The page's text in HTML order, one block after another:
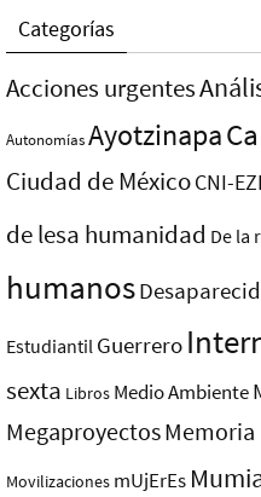
Categorías
Acciones urgentes
AutonomíasAyotzinapa
Ciudad de MéxicoCNI-
de lesa humanidad De la
humanos
Estudiantil Guerrero
sexta Libros Medio Ambiente
Megaproyectos
Movilizaciones mUjErEs